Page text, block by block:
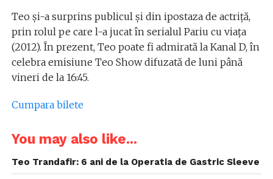
Teo și-a surprins publicul și din ipostaza de actriță,
prin rolul pe care l-a jucat în serialul Pariu cu viața
(2012). În prezent, Teo poate fi admirată la Kanal D, în
celebra emisiune Teo Show difuzată de luni până
vineri de la 16:45.
Cumpara bilete
You may also like...
Teo Trandafir: 6 ani de la Operatia de Gastric Sleeve